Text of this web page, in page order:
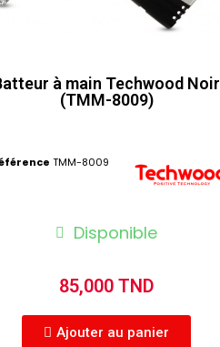
à main Techwood Noir
(TMM-8009)
TMM-8009
Disponible
85,000 TND
Ajouter au panier